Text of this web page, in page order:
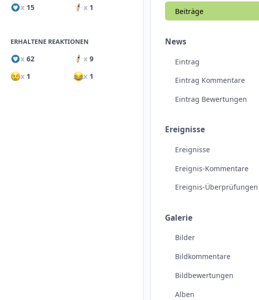
x 15 x1
ERHALTENE REAKTIONEN
x 62 x9
x 1 x1
Beiträge
News
Eintrag
Eintrag Kommentare
Eintrag Bewertungen
Ereignisse
Ereignisse
Ereignis-Kommentare
Ereignis-Überprüfungen
Galerie
Bilder
Bildkommentare
Bildbewertungen
Alben